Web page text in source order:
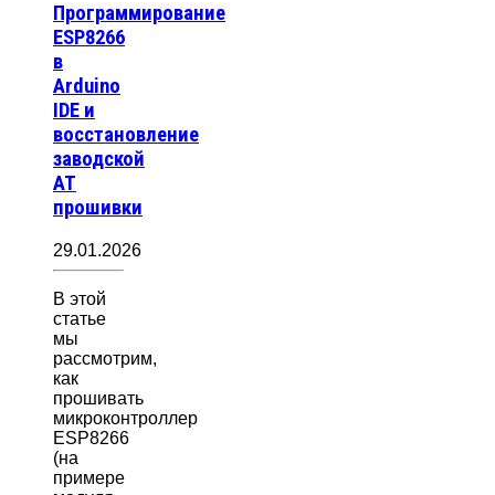
Программирование
ESP8266
в
Arduino
IDE и
восстановление
заводской
AT
прошивки
29.01.2026
В этой
статье
мы
рассмотрим,
как
прошивать
микроконтроллер
ESP8266
(на
примере